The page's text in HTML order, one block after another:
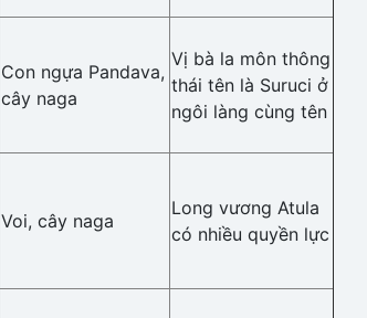
Con ngựa Pandava,
cây naga
Vị bà la môn thông
thái tên là Suruci ở
ngôi làng cùng tên
Voi, cây naga
Long vương Atula
có nhiều quyền lực